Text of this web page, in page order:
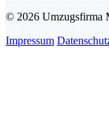
© 2026 Umzugsfirma
Impressum